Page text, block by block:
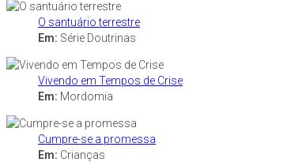
O santuário terrestre
Em: Série Doutrinas
Vivendo em Tempos de Crise
Em: Mordomia
Cumpre-se a promessa
Em: Crianças